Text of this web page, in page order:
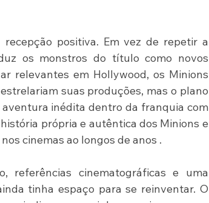
positiva. Em vez de repetir a
os monstros do título como novos
relevantes em Hollywood, os Minions
suas produções, mas o plano
inédita dentro da franquia com
própria e autêntica dos Minions e
cinemas ao longos de anos .
referências cinematográficas e uma
tinha espaço para se reinventar. O